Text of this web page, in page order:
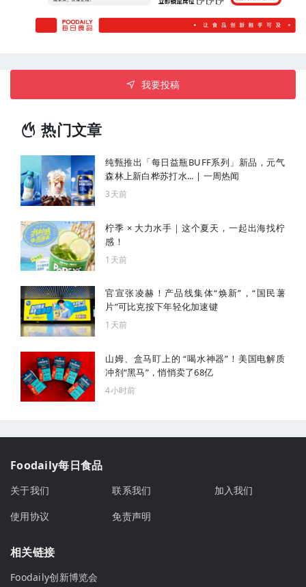
我要投稿
热门文章
纯甄推出「每日益瓶BUFF系列」新品，元气
森林上新白桦苏打水... | 一周热闻
3天前
柠季 × 大力水手｜这个夏天，一起出海找柠
感！
1天前
官宣张凌赫！产品线集体“焕新”，“国民薯
片”可比克按下年轻化加速键
1天前
山姆、盒马盯上的 “喝水神器”！美国电解质
冲剂“黑马”，悄悄卖了68亿
4小时前
Foodaily每日食品
关于我们 联系我们
加入我们
使用协议
免责声明
相关链接
Foodaily创新博览会